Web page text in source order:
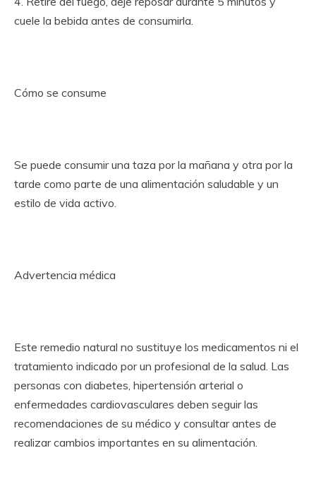
cuele la bebida antes de consumirla.
Cómo se consume
Se puede consumir una taza por la mañana y otra por la
tarde como parte de una alimentación saludable y un
estilo de vida activo.
Advertencia médica
Este remedio natural no sustituye los medicamentos ni el
tratamiento indicado por un profesional de la salud. Las
personas con diabetes, hipertensión arterial o
enfermedades cardiovasculares deben seguir las
recomendaciones de su médico y consultar antes de
realizar cambios importantes en su alimentación.